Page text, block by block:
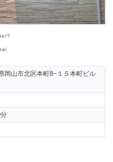
?
岡山市北区本町8−１５本町ビル